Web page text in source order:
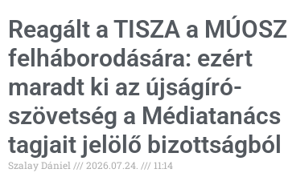
Reagált a TISZA a MÚOSZ
felháborodására: ezért
maradt ki az újságíró-
szövetség a Médiatanács
tagjait jelölő bizottságból
Szalay Dániel 2026.07.24. 11:14